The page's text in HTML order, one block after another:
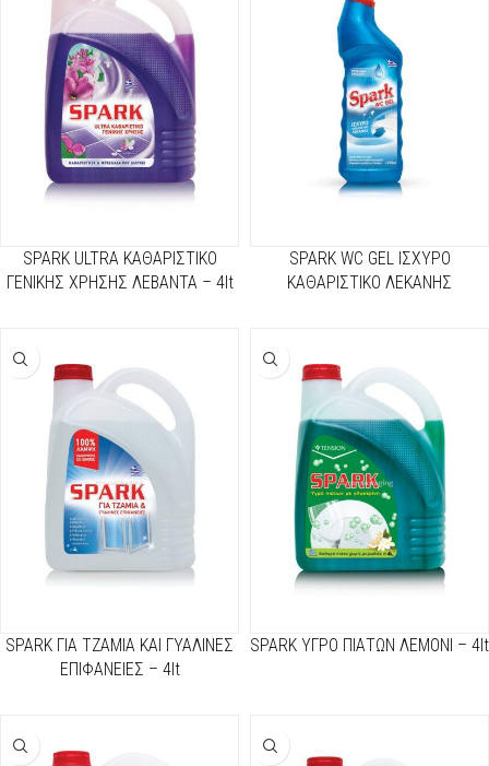
SPARK ULTRA ΚΑΘΑΡΙΣΤΙΚΟ
ΓΕΝΙΚΗΣ ΧΡΗΣΗΣ ΛΕΒΑΝΤΑ – 4lt
SPARK WC GEL ΙΣΧΥΡΟ
ΚΑΘΑΡΙΣΤΙΚΟ ΛΕΚΑΝΗΣ
SPARK ΓΙΑ ΤΖΑΜΙΑ ΚΑΙ ΓΥΑΛΙΝΕΣ
ΕΠΙΦΑΝΕΙΕΣ – 4lt
SPARK ΥΓΡΟ ΠΙΑΤΩΝ ΛΕΜΟΝΙ – 4lt